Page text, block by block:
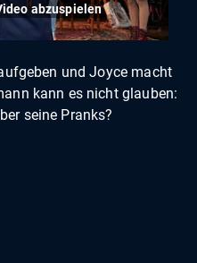
abzuspielen
und Joyce macht
kann es nicht glauben:
seine Pranks?